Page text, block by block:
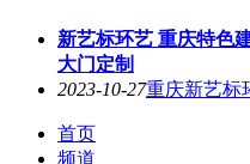
新艺标环艺 重庆特色
大门定制
2023-10-27重庆新艺标
首页
频道